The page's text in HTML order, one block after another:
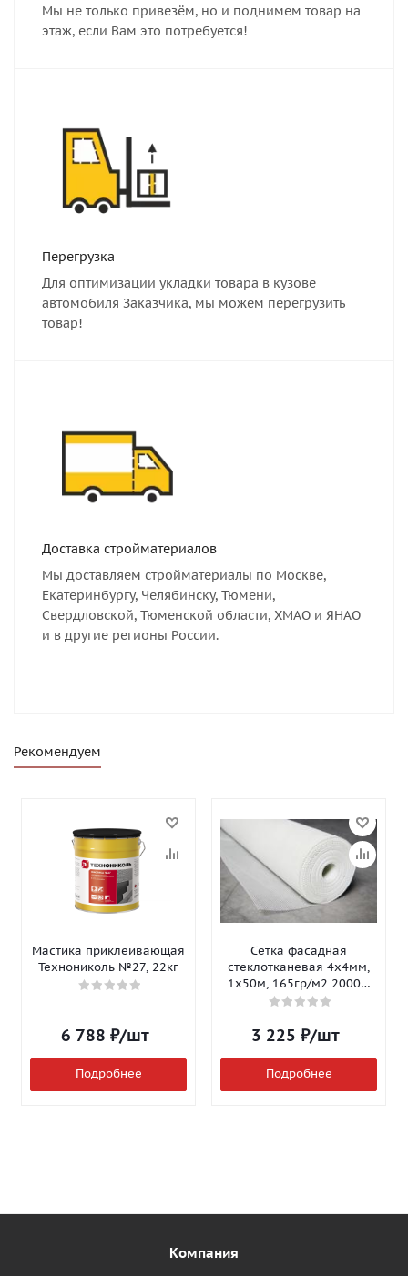
Мы не только привезём, но и поднимем товар на
этаж, если Вам это потребуется!
Перегрузка
Для оптимизации укладки товара в кузове
автомобиля Заказчика, мы можем перегрузить
товар!
Доставка стройматериалов
Мы доставляем стройматериалы по Москве,
Екатеринбургу, Челябинску, Тюмени,
Свердловской, Тюменской области, ХМАО и ЯНАО
и в другие регионы России.
Рекомендуем
Мастика приклеивающая
Технониколь №27, 22кг
6 788 ₽/шт
Подробнее
Сетка фасадная
стеклотканевая 4х4мм,
1х50м, 165гр/м2 2000Н
Isomax-165
3 225 ₽/шт
Подробнее
Компания